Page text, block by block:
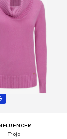
Tröja